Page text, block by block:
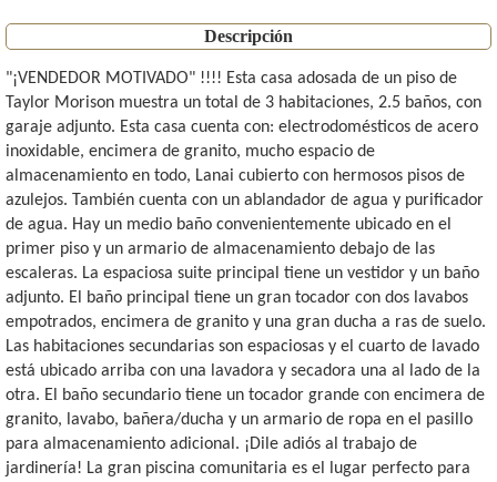
Descripción
"¡VENDEDOR MOTIVADO" !!!! Esta casa adosada de un piso de
Taylor Morison muestra un total de 3 habitaciones, 2.5 baños, con
garaje adjunto. Esta casa cuenta con: electrodomésticos de acero
inoxidable, encimera de granito, mucho espacio de
almacenamiento en todo, Lanai cubierto con hermosos pisos de
azulejos. También cuenta con un ablandador de agua y purificador
de agua. Hay un medio baño convenientemente ubicado en el
primer piso y un armario de almacenamiento debajo de las
escaleras. La espaciosa suite principal tiene un vestidor y un baño
adjunto. El baño principal tiene un gran tocador con dos lavabos
empotrados, encimera de granito y una gran ducha a ras de suelo.
Las habitaciones secundarias son espaciosas y el cuarto de lavado
está ubicado arriba con una lavadora y secadora una al lado de la
otra. El baño secundario tiene un tocador grande con encimera de
granito, lavabo, bañera/ducha y un armario de ropa en el pasillo
para almacenamiento adicional. ¡Dile adiós al trabajo de
jardinería! La gran piscina comunitaria es el lugar perfecto para